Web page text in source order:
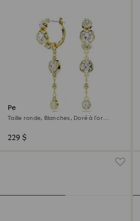
Pendants d'oreilles Imber
Taille ronde, Blanches, Doré à l’or
229 $